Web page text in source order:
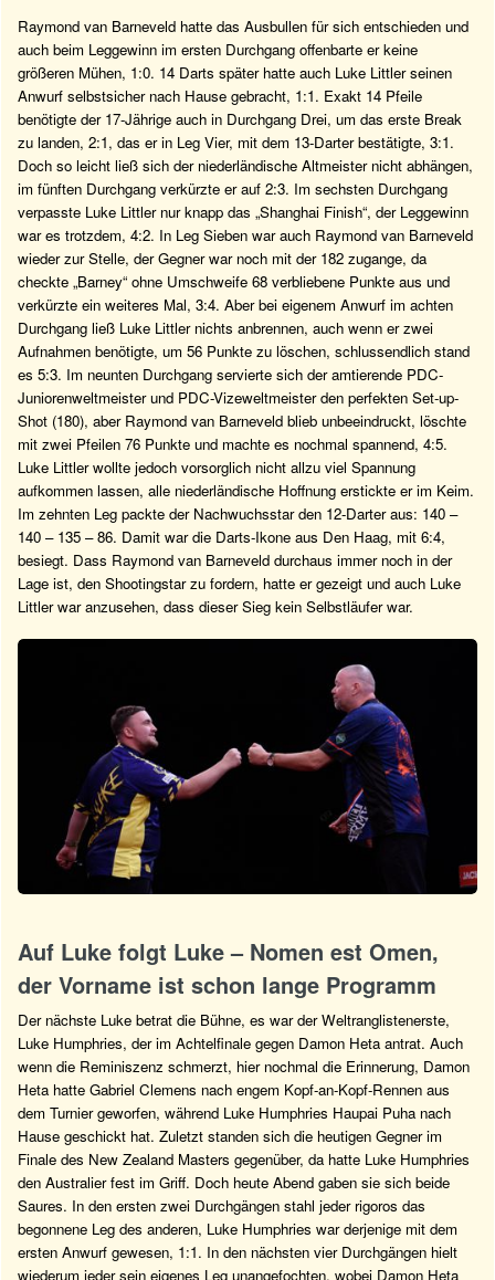
Raymond van Barneveld hatte das Ausbullen für sich entschieden und
auch beim Leggewinn im ersten Durchgang offenbarte er keine
größeren Mühen, 1:0. 14 Darts später hatte auch Luke Littler seinen
Anwurf selbstsicher nach Hause gebracht, 1:1. Exakt 14 Pfeile
benötigte der 17-Jährige auch in Durchgang Drei, um das erste Break
zu landen, 2:1, das er in Leg Vier, mit dem 13-Darter bestätigte, 3:1.
Doch so leicht ließ sich der niederländische Altmeister nicht abhängen,
im fünften Durchgang verkürzte er auf 2:3. Im sechsten Durchgang
verpasste Luke Littler nur knapp das „Shanghai Finish“, der Leggewinn
war es trotzdem, 4:2. In Leg Sieben war auch Raymond van Barneveld
wieder zur Stelle, der Gegner war noch mit der 182 zugange, da
checkte „Barney“ ohne Umschweife 68 verbliebene Punkte aus und
verkürzte ein weiteres Mal, 3:4. Aber bei eigenem Anwurf im achten
Durchgang ließ Luke Littler nichts anbrennen, auch wenn er zwei
Aufnahmen benötigte, um 56 Punkte zu löschen, schlussendlich stand
es 5:3. Im neunten Durchgang servierte sich der amtierende PDC-
Juniorenweltmeister und PDC-Vizeweltmeister den perfekten Set-up-
Shot (180), aber Raymond van Barneveld blieb unbeeindruckt, löschte
mit zwei Pfeilen 76 Punkte und machte es nochmal spannend, 4:5.
Luke Littler wollte jedoch vorsorglich nicht allzu viel Spannung
aufkommen lassen, alle niederländische Hoffnung erstickte er im Keim.
Im zehnten Leg packte der Nachwuchsstar den 12-Darter aus: 140 –
140 – 135 – 86. Damit war die Darts-Ikone aus Den Haag, mit 6:4,
besiegt. Dass Raymond van Barneveld durchaus immer noch in der
Lage ist, den Shootingstar zu fordern, hatte er gezeigt und auch Luke
Littler war anzusehen, dass dieser Sieg kein Selbstläufer war.
Auf Luke folgt Luke – Nomen est Omen,
der Vorname ist schon lange Programm
Der nächste Luke betrat die Bühne, es war der Weltranglistenerste,
Luke Humphries, der im Achtelfinale gegen Damon Heta antrat. Auch
wenn die Reminiszenz schmerzt, hier nochmal die Erinnerung, Damon
Heta hatte Gabriel Clemens nach engem Kopf-an-Kopf-Rennen aus
dem Turnier geworfen, während Luke Humphries Haupai Puha nach
Hause geschickt hat. Zuletzt standen sich die heutigen Gegner im
Finale des New Zealand Masters gegenüber, da hatte Luke Humphries
den Australier fest im Griff. Doch heute Abend gaben sie sich beide
Saures. In den ersten zwei Durchgängen stahl jeder rigoros das
begonnene Leg des anderen, Luke Humphries war derjenige mit dem
ersten Anwurf gewesen, 1:1. In den nächsten vier Durchgängen hielt
wiederum jeder sein eigenes Leg unangefochten, wobei Damon Heta